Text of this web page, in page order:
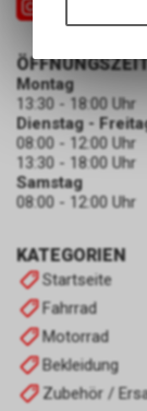
KATEGORIEN
Startseite
Fahrrad
Motorrad
Bekleidung
Zubehör /
Montag
13:30 - 18:00 Uhr
Dienstag -
08:00 - 12:00 Uhr
13:30 - 18:00 Uhr
Samstag
08:00 - 12:00 Uhr